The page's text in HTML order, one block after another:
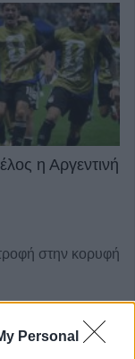
Personal
η Αργεντινή
στην κορυφή